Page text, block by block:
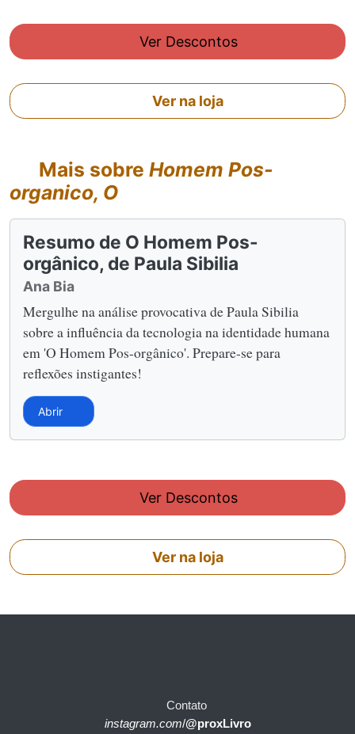
Ver Descontos
Ver na loja
Mais sobre Homem Pos-
organico, O
Resumo de O Homem Pos-
orgânico, de Paula Sibilia
Ana Bia
Mergulhe na análise provocativa de Paula Sibilia
sobre a influência da tecnologia na identidade humana
em 'O Homem Pos-orgânico'. Prepare-se para
reflexões instigantes!
Abrir
Ver Descontos
Ver na loja
Contato
instagram.com/@proxLivro